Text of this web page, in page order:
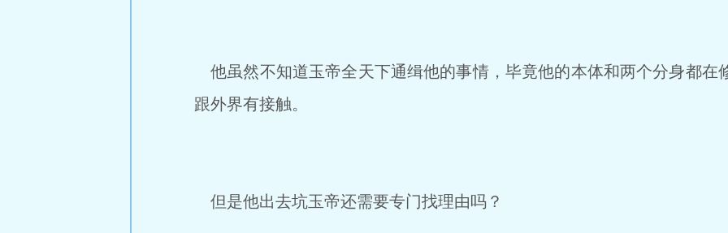
他虽然不知道玉帝全天下通缉他的事情，毕竟他的本体和两个分身都在
跟外界有接触。
但是他出去坑玉帝还需要专门找理由吗？